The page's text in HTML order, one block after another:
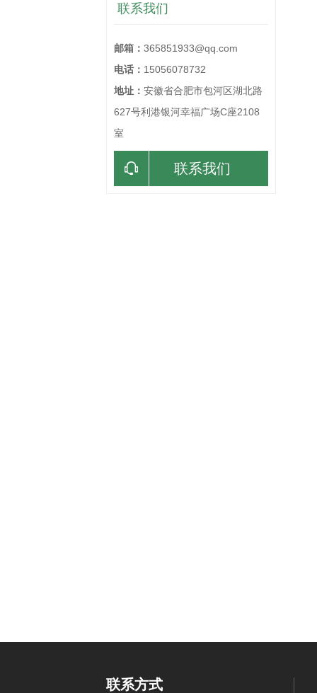
联系我们
邮箱： 365851933@qq.com
电话： 15056078732
地址： 安徽省合肥市包河区湖北路
627号利港银河幸福广场C座2108
室
联系我们
联系方式